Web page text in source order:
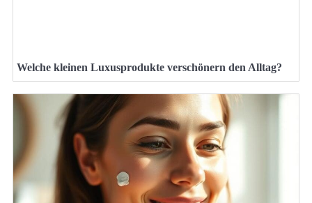
Welche kleinen Luxusprodukte verschönern den Alltag?